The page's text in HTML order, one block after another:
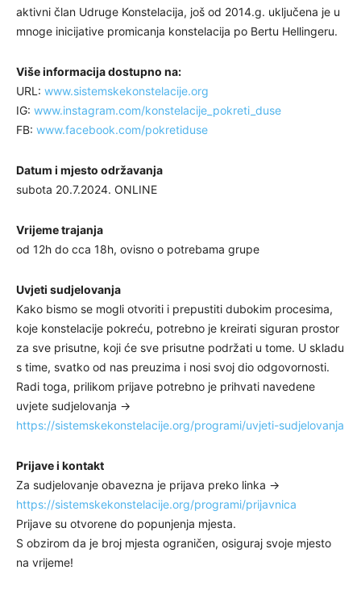
aktivni član Udruge Konstelacija, još od 2014.g. uključena je u
mnoge inicijative promicanja konstelacija po Bertu Hellingeru.
Više informacija dostupno na:
URL: www.sistemskekonstelacije.org
IG: www.instagram.com/konstelacije_pokreti_duse
FB: www.facebook.com/pokretiduse
Datum i mjesto održavanja
subota 20.7.2024. ONLINE
Vrijeme trajanja
od 12h do cca 18h, ovisno o potrebama grupe
Uvjeti sudjelovanja
Kako bismo se mogli otvoriti i prepustiti dubokim procesima,
koje konstelacije pokreću, potrebno je kreirati siguran prostor
za sve prisutne, koji će sve prisutne podržati u tome. U skladu
s time, svatko od nas preuzima i nosi svoj dio odgovornosti.
Radi toga, prilikom prijave potrebno je prihvati navedene
uvjete sudjelovanja ->
https://sistemskekonstelacije.org/programi/uvjeti-sudjelovanja
Prijave i kontakt
Za sudjelovanje obavezna je prijava preko linka ->
https://sistemskekonstelacije.org/programi/prijavnica
Prijave su otvorene do popunjenja mjesta.
S obzirom da je broj mjesta ograničen, osiguraj svoje mjesto
na vrijeme!